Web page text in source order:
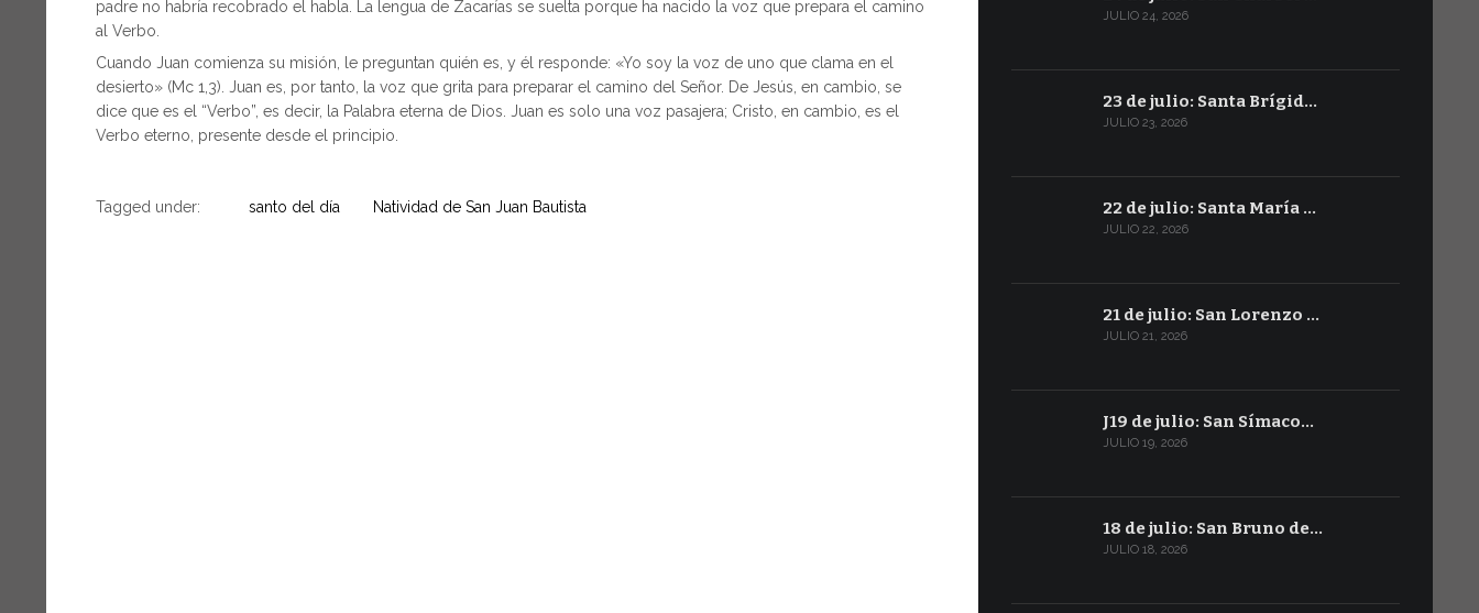
padre no habría recobrado el habla. La lengua de Zacarías se suelta porque ha nacido la voz que prepara el camino
al Verbo.
Cuando Juan comienza su misión, le preguntan quién es, y él responde: «Yo soy la voz de uno que clama en el
desierto» (Mc 1,3). Juan es, por tanto, la voz que grita para preparar el camino del Señor. De Jesús, en cambio, se
dice que es el “Verbo”, es decir, la Palabra eterna de Dios. Juan es solo una voz pasajera; Cristo, en cambio, es el
Verbo eterno, presente desde el principio.
Tagged under: santo del día Natividad de San Juan Bautista
JULIO 24, 2026
23 de julio: Santa Brígid…
JULIO 23, 2026
22 de julio: Santa María …
JULIO 22, 2026
21 de julio: San Lorenzo …
JULIO 21, 2026
J19 de julio: San Símaco…
JULIO 19, 2026
18 de julio: San Bruno de…
JULIO 18, 2026